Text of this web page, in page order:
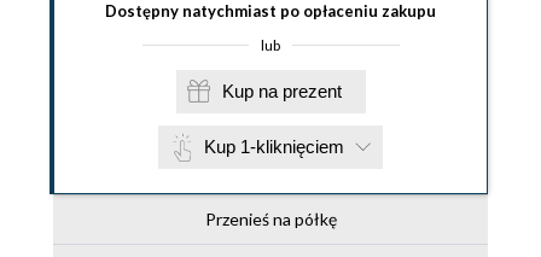
Dostępny natychmiast po opłaceniu zakupu
lub
Kup na prezent
Kup 1-kliknięciem
Przenieś na półkę